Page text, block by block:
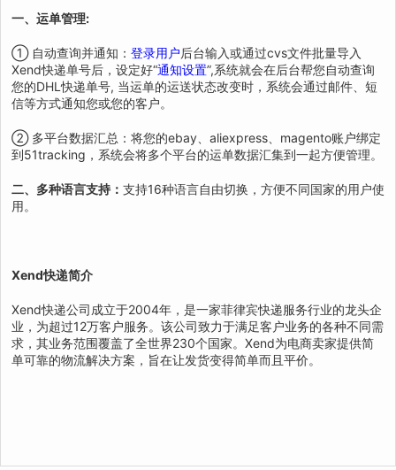
一、运单管理:
① 自动查询并通知： 登录用户后台输入或通过cvs文件批量导入
Xend快递单号后，设定好“通知设置”,系统就会在后台帮您自动查询
您的DHL快递单号, 当运单的运送状态改变时，系统会通过邮件、短
信等方式通知您或您的客户。
② 多平台数据汇总：将您的ebay、aliexpress、magento账户绑定
到51tracking，系统会将多个平台的运单数据汇集到一起方便管理。
二、多种语言支持： 支持16种语言自由切换，方便不同国家的用户使
用。
Xend快递简介
Xend快递公司成立于2004年，是一家菲律宾快递服务行业的龙头企
业，为超过12万客户服务。该公司致力于满足客户业务的各种不同需
求，其业务范围覆盖了全世界230个国家。Xend为电商卖家提供简
单可靠的物流解决方案，旨在让发货变得简单而且平价。